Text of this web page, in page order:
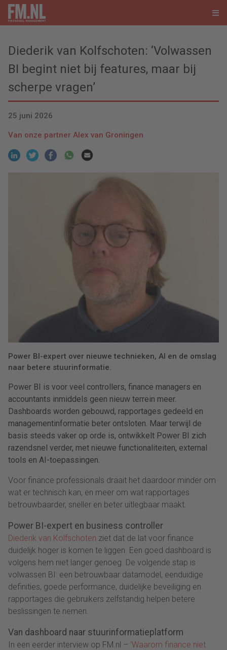
Diederik van Kolfschoten: ‘Volwassen
BI begint niet bij features, maar bij
scherpe vragen’
25 juni 2026
Van onze partner Alex van Groningen
Power BI-expert over nieuwe technieken, AI en de omslag
naar betere stuurinformatie.
Power BI is voor veel controllers, finance managers en
accountants inmiddels geen nieuw terrein meer.
Dashboards worden gebouwd, rapportages gedeeld en
managementinformatie beter ontsloten. Maar terwijl de
basis steeds vaker op orde is, ontwikkelt Power BI zich
razendsnel verder, met nieuwe functionaliteiten, external
tools en AI-toepassingen.
Voor finance professionals draait het daardoor minder om
wat er technisch kan, en meer om wat rapportages
betrouwbaarder, sneller en beter uitlegbaar maakt.
Power BI-expert en business controller
Diederik van Kolfschoten ziet dat de lat voor finance
duidelijk hoger is komen te liggen. Een goed dashboard is
volgens hem niet langer genoeg. De volgende stap is
volwassen BI: een betrouwbaar datamodel, eenduidige
definities, goede performance, duidelijke beveiliging en
rapportages die gebruikers zelfstandig helpen betere
beslissingen te nemen.
Van dashboard naar stuurinformatieplatform
In een eerder interview op FM.nl – ‘Waarom finance niet